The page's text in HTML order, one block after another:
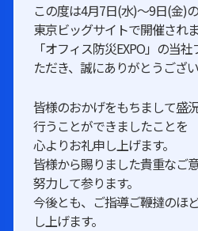
この度は4月7日(水)～9日(金)
東京ビッグサイトで開催され
「オフィス防災EXPO」の当
ただき、誠にありがとうござい
皆様のおかげをもちまして盛
行うことができましたことを
心よりお礼申し上げます。
皆様から賜りました貴重なご
努力して参ります。
今後とも、ご指導ご鞭撻のほ
し上げます。